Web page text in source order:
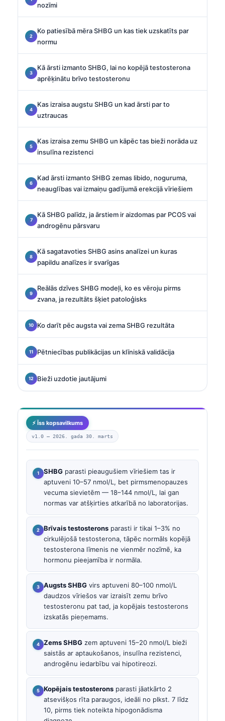
nozīmi
Ko patiesībā mēra SHBG un kas tiek uzskatīts par
normu
Kā ārsti izmanto SHBG, lai no kopējā testosterona
aprēķinātu brīvo testosteronu
Kas izraisa augstu SHBG un kad ārsti par to
uztraucas
Kas izraisa zemu SHBG un kāpēc tas bieži norāda uz
insulīna rezistenci
Kad ārsti izmanto SHBG zemas libido, noguruma,
neauglības vai izmaiņu gadījumā erekcijā vīriešiem
Kā SHBG palīdz, ja ārstiem ir aizdomas par PCOS vai
androgēnu pārsvaru
Kā sagatavoties SHBG asins analīzei un kuras
papildu analīzes ir svarīgas
Reālās dzīves SHBG modeļi, ko es vēroju pirms
zvana, ja rezultāts šķiet patoloģisks
Ko darīt pēc augsta vai zema SHBG rezultāta
Pētniecības publikācijas un klīniskā validācija
Bieži uzdotie jautājumi
⚡ Īss kopsavilkums
v1.0 — 2026. gada 30. marts
SHBG parasti pieaugušiem vīriešiem tas ir
aptuveni 10–57 nmol/L, bet pirmsmenopauzes
vecuma sievietēm — 18–144 nmol/L, lai gan
normas var atšķirties atkarībā no laboratorijas.
Brīvais testosterons parasti ir tikai 1–3% no
cirkulējošā testosterona, tāpēc normāls kopējā
testosterona līmenis ne vienmēr nozīmē, ka
hormonu pieejamība ir normāla.
Augsts SHBG virs aptuveni 80–100 nmol/L
daudzos vīriešos var izraisīt zemu brīvo
testosteronu pat tad, ja kopējais testosterons
izskatās pieņemams.
Zems SHBG zem aptuveni 15–20 nmol/L bieži
saistās ar aptaukošanos, insulīna rezistenci,
androgēnu iedarbību vai hipotireozi.
Kopējais testosterons parasti jāatkārto 2
atsevišķos rīta paraugos, ideāli no plkst. 7 līdz
10, pirms tiek noteikta hipogonādisma